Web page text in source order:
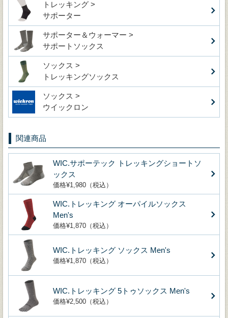
トレッキング >
サポーター
サポーター＆ウォーマー >
サポートソックス
ソックス >
トレッキングソックス
ソックス >
ウイックロン
関連商品
WIC.サポーテック トレッキングショートソ
ックス
価格¥1,980（税込）
WIC.トレッキング オーパイルソックス
Men's
価格¥1,870（税込）
WIC.トレッキング ソックス Men's
価格¥1,870（税込）
WIC.トレッキング 5トゥソックス Men's
価格¥2,500（税込）